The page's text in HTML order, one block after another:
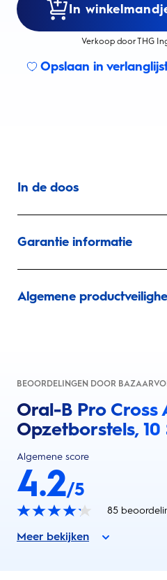
In
Verkoop door THG
Opslaan in
In de doos
Garantie informatie
Algemene
BEOORDELINGEN DOOR
Oral-B Pro Cross
Opzetborstels, 10
Algemene score
4.2/5
85
Meer bekijken